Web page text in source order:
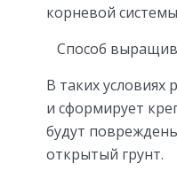
корневой системы
Способ
В таких условиях
и сформирует
будут
открытый грунт.